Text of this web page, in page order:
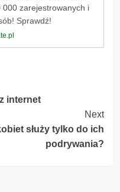
zarejestrowanych i
Sprawdź!
internet
Next
służy tylko do ich
podrywania?